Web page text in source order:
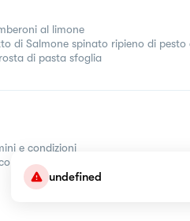
undefined
al limone
di Salmone spinato ripieno di pesto
di pasta sfoglia
e condizioni